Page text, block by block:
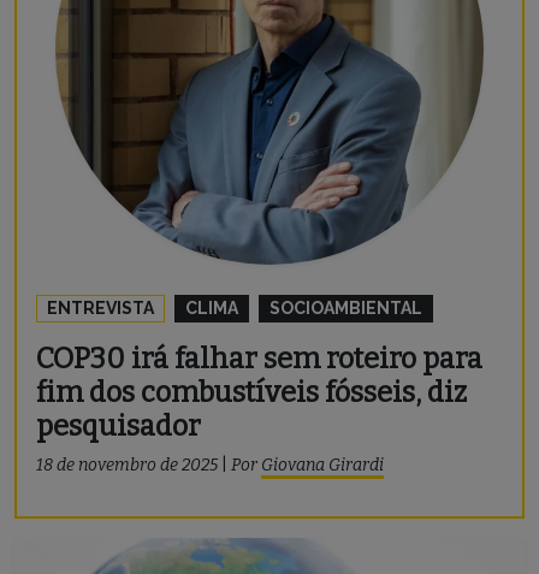
ENTREVISTA CLIMA SOCIOAMBIENTAL
COP30 irá falhar sem roteiro para
fim dos combustíveis fósseis, diz
pesquisador
18 de novembro de 2025 Por Giovana Girardi